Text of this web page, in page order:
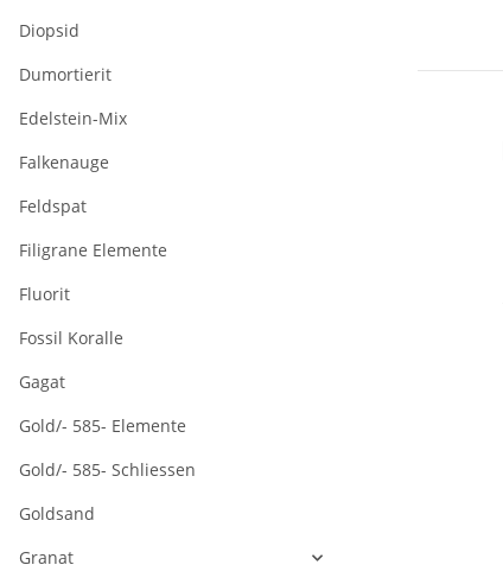
Diopsid
Dumortierit
Edelstein-Mix
Falkenauge
Feldspat
Filigrane Elemente
Fluorit
Fossil Koralle
Gagat
Gold/- 585- Elemente
Gold/- 585- Schliessen
Goldsand
Granat